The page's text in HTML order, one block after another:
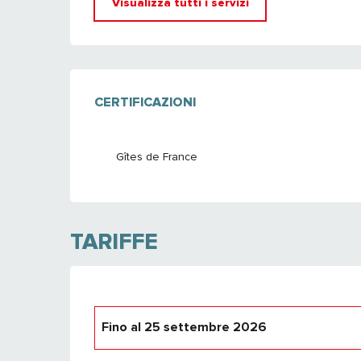
Visualizza tutti i servizi
OFFERTE DI
CERTIFICAZIONI
CERTIFICAZIONI
Gîtes de France
TARIFFE
Fino al 25 settembre 2026